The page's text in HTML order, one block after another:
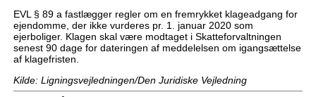
EVL § 89 a fastlægger regler om en fremrykket klageadgang for
ejendomme, der ikke vurderes pr. 1. januar 2020 som
ejerboliger. Klagen skal være modtaget i Skatteforvaltningen
senest 90 dage for dateringen af meddelelsen om igangsættelse
af klagefristen.
Kilde: Ligningsvejledningen/Den Juridiske Vejledning